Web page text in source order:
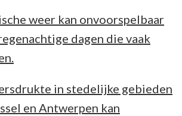
weer kan onvoorspelbaar
dagen die vaak
in stedelijke gebieden
en Antwerpen kan